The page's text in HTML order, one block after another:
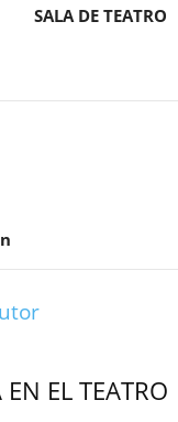
SALA DE TEATRO
EL TEATRO